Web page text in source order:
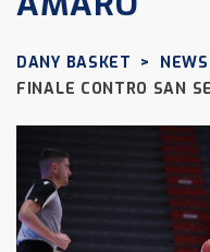
DANY BASKET > NEWS
FINALE CONTRO SAN